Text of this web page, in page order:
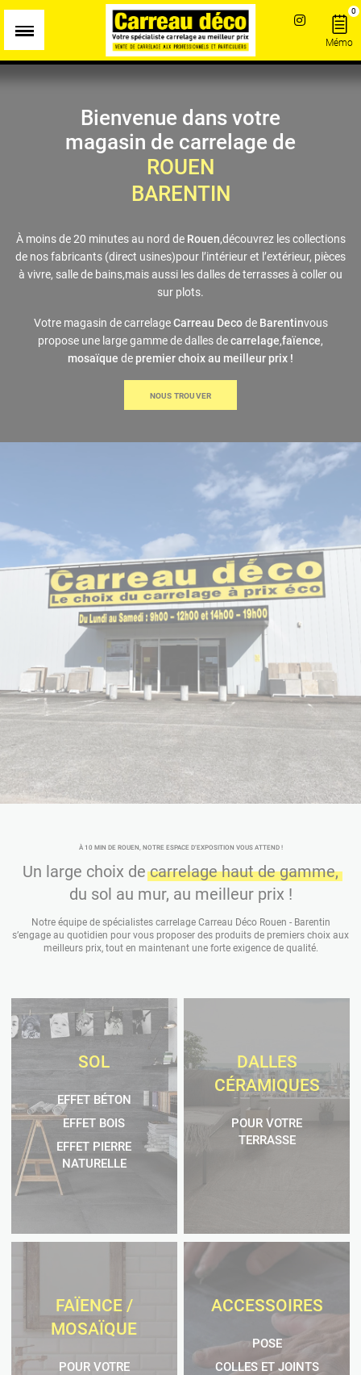
0
Mémo
Bienvenue dans votre
magasin de carrelage de
ROUEN
BARENTIN
À moins de 20 minutes au nord de Rouen,découvrez les collections
de nos fabricants (direct usines)pour l’intérieur et l’extérieur, pièces
à vivre, salle de bains,mais aussi les dalles de terrasses à coller ou
sur plots.
Votre magasin de carrelageCarreau Decode Barentinvous
propose une large gamme de dalles decarrelage,faïence,
mosaïque de premier choix au meilleur prix !
NOUS TROUVER
À 10 MIN DE ROUEN, NOTRE ESPACE D’EXPOSITION VOUS ATTEND !
Un large choix de carrelage haut de gamme,
du sol au mur, au meilleur prix !
Notre équipe de spécialistes carrelage Carreau Déco Rouen - Barentin
s’engage au quotidien pour vous proposer des produits de premiers choix aux
meilleurs prix, tout en maintenant une forte exigence de qualité.
SOL
EFFET BÉTON
EFFET BOIS
EFFET PIERRE
NATURELLE
DALLES
CÉRAMIQUES
POUR VOTRE
TERRASSE
FAÏENCE /
MOSAÏQUE
POUR VOTRE
ACCESSOIRES
POSE
COLLES ET JOINTS
Panneau de gestion des cookies